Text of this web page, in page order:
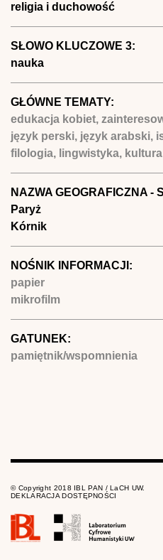
religia i duchowość
SŁOWO KLUCZOWE 3:
nauka
GŁÓWNE TEMATY:
edukacja kobiet,
język perski, język arabski,
filologia, lingwistyka,
NAZWA GEOGRAFICZNA -
Paryż
Kórnik
NOŚNIK INFORMACJI:
papier
mikrofilm
GATUNEK:
pamiętnik/wspomnienia
© Copyright 2018 IBL PAN / LaCH UW.
DEKLARACJA DOSTĘPNOŚCI